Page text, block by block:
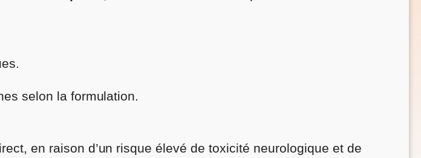
selon la formulation.
en raison d’un risque élevé de toxicité neurologique et de